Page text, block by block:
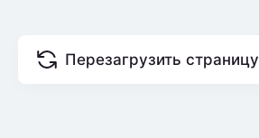
Перезагрузить страницу